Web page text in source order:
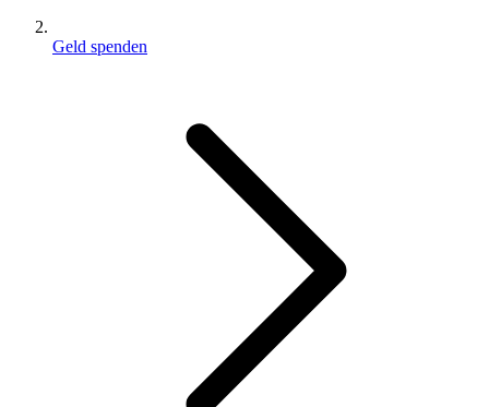
Geld spenden